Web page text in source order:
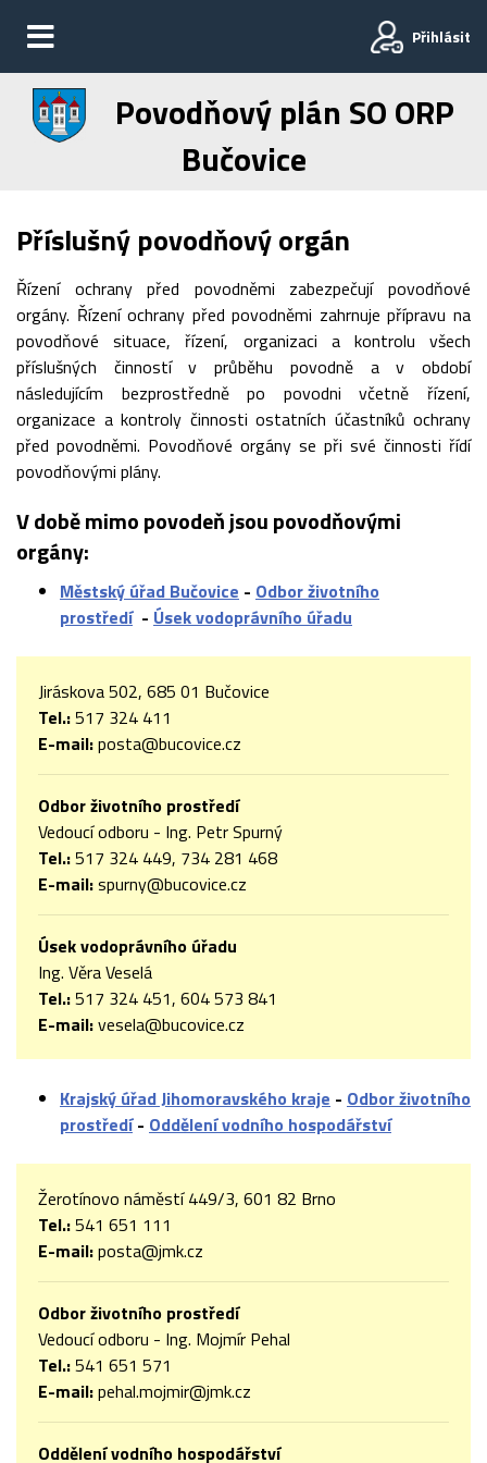
Přihlásit
Povodňový plán SO ORP
Bučovice
Příslušný povodňový orgán
Řízení ochrany před povodněmi zabezpečují povodňové
orgány. Řízení ochrany před povodněmi zahrnuje přípravu na
povodňové situace, řízení, organizaci a kontrolu všech
příslušných činností v průběhu povodně a v období
následujícím bezprostředně po povodni včetně řízení,
organizace a kontroly činnosti ostatních účastníků ochrany
před povodněmi. Povodňové orgány se při své činnosti řídí
povodňovými plány.
V době mimo povodeň jsou povodňovými
orgány:
Městský úřad Bučovice - Odbor životního
prostředí - Úsek vodoprávního úřadu
Jiráskova 502, 685 01 Bučovice
Tel.:517 324 411
E-mail:posta@bucovice.cz
Odbor životního prostředí
Vedoucí odboru - Ing. Petr Spurný
Tel.:517 324 449, 734 281 468
E-mail:spurny@bucovice.cz
Úsek vodoprávního úřadu
Ing. Věra Veselá
Tel.:517 324 451, 604 573 841
E-mail:vesela@bucovice.cz
Krajský úřad Jihomoravského kraje - Odbor životního
prostředí- Oddělení vodního hospodářství
Žerotínovo náměstí 449/3, 601 82 Brno
Tel.:541 651 111
E-mail:posta@jmk.cz
Odbor životního prostředí
Vedoucí odboru - Ing. Mojmír Pehal
Tel.:541 651 571
E-mail:pehal.mojmir@jmk.cz
Oddělení vodního hospodářství